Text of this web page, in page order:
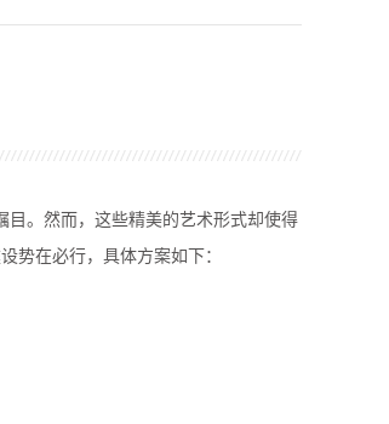
目。然而，这些精美的艺术形式却使得
势在必行，具体方案如下：